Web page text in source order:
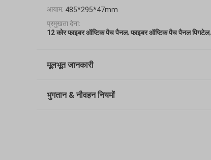
आयाम: 485*295*47mm
प्रमुखता देना:
12 कोर फाइबर ऑप्टिक पैच पैनल, फाइबर ऑप्टिक पैच पैनल पिगटेल,
मूलभूत जानकारी
भुगतान & नौवहन नियमों